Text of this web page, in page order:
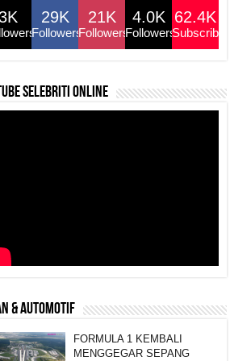
29K
Followers
21K
Followers
4.0K
Followers
62.4K
Subscribers
selebriti online
& AUTOMOTIF
FORMULA 1 KEMBALI
MENGGEGAR SEPANG